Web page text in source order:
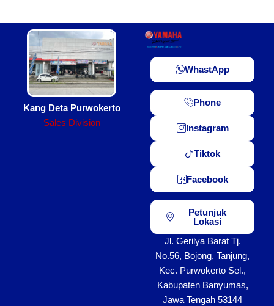
Kang Deta Purwokerto
Sales Division
WhastApp
Phone
Instagram
Tiktok
Facebook
Petunjuk
Lokasi
Jl. Gerilya Barat Tj.
No.56, Bojong, Tanjung,
Kec. Purwokerto Sel.,
Kabupaten Banyumas,
Jawa Tengah 53144